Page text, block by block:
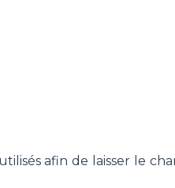
afin de laisser le